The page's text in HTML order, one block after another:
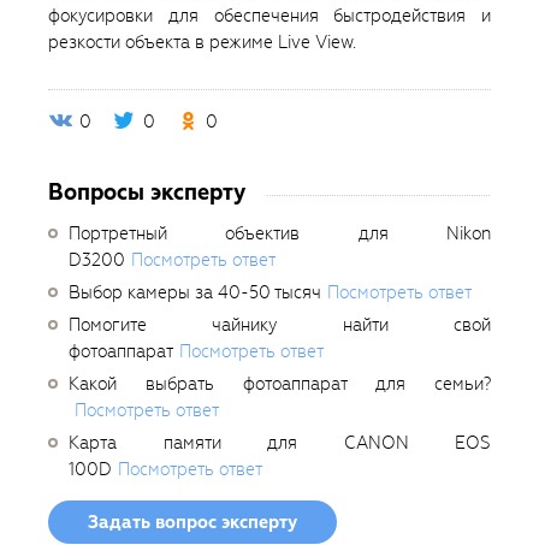
фокусировки для обеспечения быстродействия и
резкости объекта в режиме Live View.
0 0 0
Вопросы эксперту
Портретный объектив для Nikon
D3200 Посмотреть ответ
Выбор камеры за 40-50 тысяч Посмотреть ответ
Помогите чайнику найти свой
фотоаппарат Посмотреть ответ
Какой выбрать фотоаппарат для семьи?
Посмотреть ответ
Карта памяти для CANON EOS
100D Посмотреть ответ
Задать вопрос эксперту